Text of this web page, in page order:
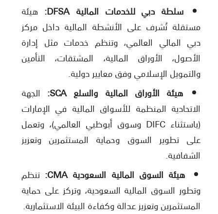
سلطة دبي للخدمات المالية DFSA:
هيئة
مستقلة تُشرف على الأنشطة المالية داخل مركز
دبي المالي العالمي، وتنظم خدمات مثل إدارة
الأصول، الأوراق المالية، المشتقات، التأمين
والتمويل الإسلامي وفق معايير دولية.
هيئة الأوراق المالية والسلع SCA:
الجهة
الاتحادية المنظمة للأسواق المالية في الإمارات
(باستثناء DIFC وسوق أبوظبي العالمي)، وتعمل
على تطوير السوق وحماية المستثمرين وتعزيز
الشفافية.
هيئة السوق المالية السعودية CMA:
تنظم
وتطور السوق المالية السعودية، وتركز على حماية
المستثمرين وتعزيز عدالة وكفاءة البيئة الاستثمارية.